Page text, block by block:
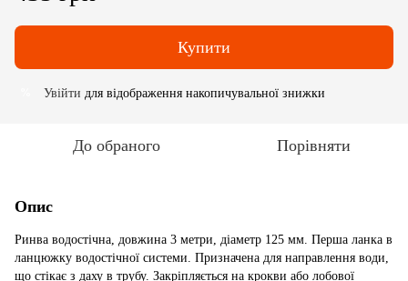
Купити
Увійти для відображення накопичувальної знижки
До обраного Порівняти
Опис
Ринва водостічна, довжина 3 метри, діаметр 125 мм. Перша ланка в
ланцюжку водостічної системи. Призначена для направлення води,
що стікає з даху в трубу. Закріпляється на крокви або лобової